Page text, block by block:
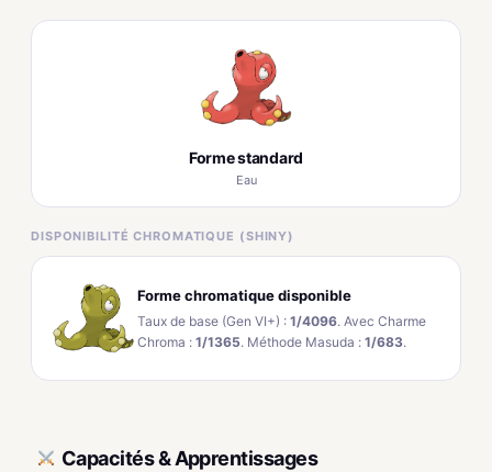
Forme standard
Eau
DISPONIBILITÉ CHROMATIQUE (SHINY)
Forme chromatique disponible
Taux de base (Gen VI+) : 1/4096. Avec Charme
Chroma : 1/1365. Méthode Masuda : 1/683.
Capacités & Apprentissages